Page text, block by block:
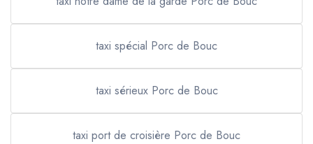
taxi spécial Porc de Bouc
taxi sérieux Porc de Bouc
taxi port de croisière Porc de Bouc